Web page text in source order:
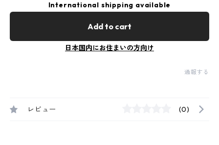
International shipping available
Add to cart
日本国内にお住まいの方向け
通報する
レビュー (0)